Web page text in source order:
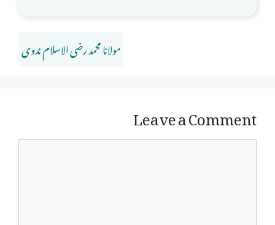
مولانا محمد رضی الاسلام ندوی
Leave a Comment